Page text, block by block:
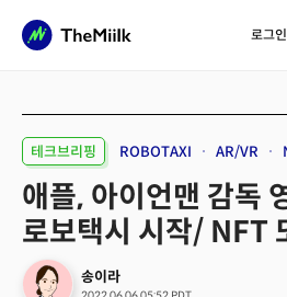
로그인
테크브리핑 ROBOTAXI AR/VR
애플, 아이언맨 감독
로보택시 시작/ NFT
송이라